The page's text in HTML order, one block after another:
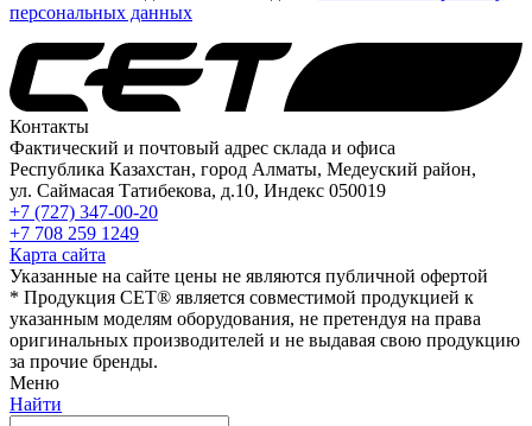
персональных данных
Контакты
Фактический и почтовый адрес склада и офиса
Республика Казахстан, город Алматы, Медеуский район,
ул. Саймасая Татибекова, д.10, Индекс 050019
+7 (727) 347-00-20
+7 708 259 1249
Карта сайта
Указанные на сайте цены не являются публичной офертой
* Продукция СЕТ® является совместимой продукцией к
указанным моделям оборудования, не претендуя на права
оригинальных производителей и не выдавая свою продукцию
за прочие бренды.
Меню
Найти